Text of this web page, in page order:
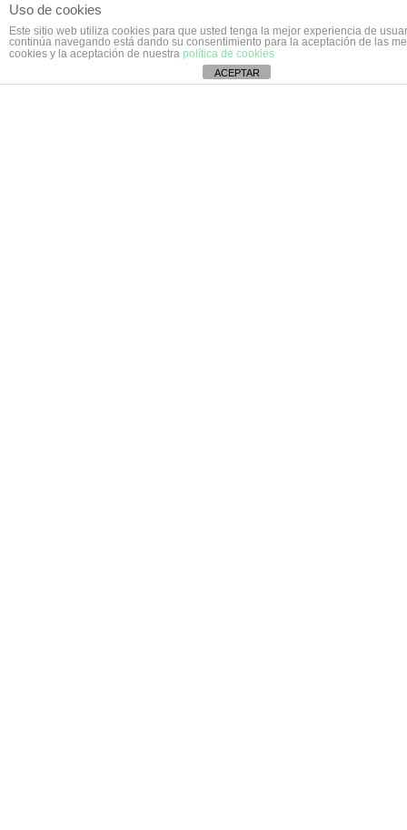
Uso de cookies
Este sitio web utiliza cookies para que usted tenga la mejor experiencia de
continúa navegando está dando su consentimiento para la aceptación de las
cookies y la aceptación de nuestra política de cookies
ACEPTAR